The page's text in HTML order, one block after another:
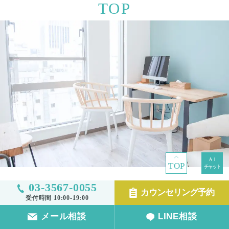
TOP
03-3567-0055
受付時間 10:00-19:00
カウンセリング予約
メール相談 LINE相談
TOP
診療科目